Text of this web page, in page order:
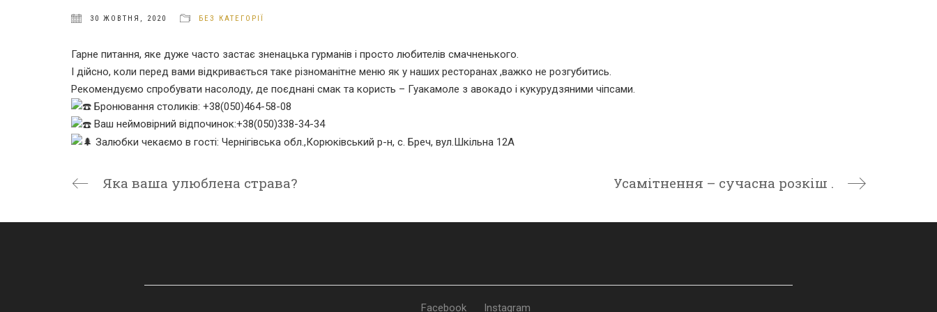
30 ЖОВТНЯ, 2020 БЕЗ КАТЕГОРІЇ
Гарне питання, яке дуже часто застає зненацька гурманів і просто любителів смачненького.
І дійсно, коли перед вами відкривається таке різноманітне меню як у наших ресторанах ,важко не розгубитись.
Рекомендуємо спробувати насолоду, де поєднані смак та користь – Гуакамоле з авокадо і кукурудзяними чіпсами.
Бронювання столиків: +38(050)464-58-08
Ваш неймовірний відпочинок:+38(050)338-34-34
Залюбки чекаємо в гості: Чернігівська обл.,Корюківський р-н, с. Бреч, вул.Шкільна 12А
Яка ваша улюблена страва? Усамітнення – сучасна розкіш .
Facebook Instagram